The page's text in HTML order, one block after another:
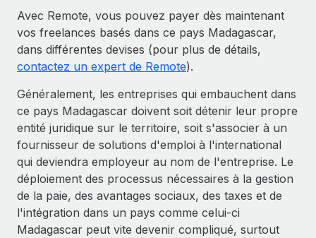
Avec Remote, vous pouvez payer dès maintenant
vos freelances basés dans ce pays Madagascar,
dans différentes devises (pour plus de détails,
contactez un expert de Remote).
Généralement, les entreprises qui embauchent dans
ce pays Madagascar doivent soit détenir leur propre
entité juridique sur le territoire, soit s'associer à un
fournisseur de solutions d'emploi à l'international
qui deviendra employeur au nom de l'entreprise. Le
déploiement des processus nécessaires à la gestion
de la paie, des avantages sociaux, des taxes et de
l'intégration dans un pays comme celui-ci
Madagascar peut vite devenir compliqué, surtout